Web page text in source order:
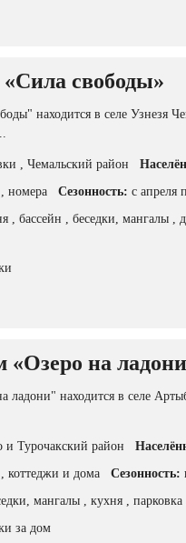
свободы»
находится в селе Узнезя
, Чемальский район
, номера Сезонность: с апреля
, бассейн , беседки, мангалы ,
«Озеро на
ладони" находится в селе
и Турочакский район
, коттеджи и дома Сезонность:
мангалы , кухня , парковка
за дом